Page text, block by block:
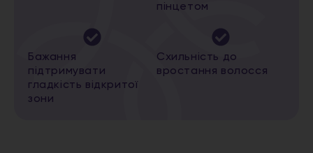
пінцетом
Бажання
підтримувати
гладкість відкритої
зони
Схильність до
вростання волосся